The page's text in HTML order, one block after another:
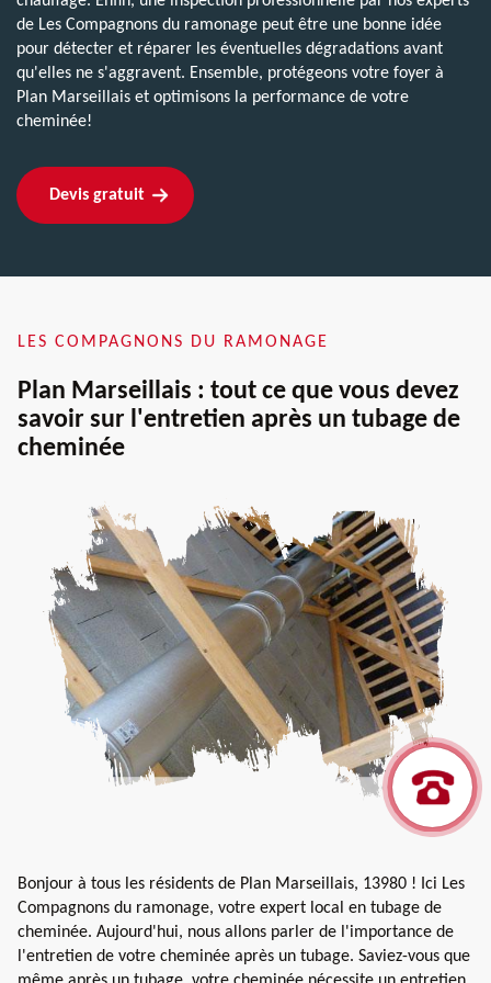
de Les Compagnons du ramonage peut être une bonne idée
pour détecter et réparer les éventuelles dégradations avant
qu'elles ne s'aggravent. Ensemble, protégeons votre foyer à
Plan Marseillais et optimisons la performance de votre
cheminée!
Devis gratuit
LES COMPAGNONS DU RAMONAGE
Plan Marseillais : tout ce que vous devez
savoir sur l'entretien après un tubage de
cheminée
Bonjour à tous les résidents de Plan Marseillais, 13980 ! Ici Les
Compagnons du ramonage, votre expert local en tubage de
cheminée. Aujourd'hui, nous allons parler de l'importance de
l'entretien de votre cheminée après un tubage. Saviez-vous que